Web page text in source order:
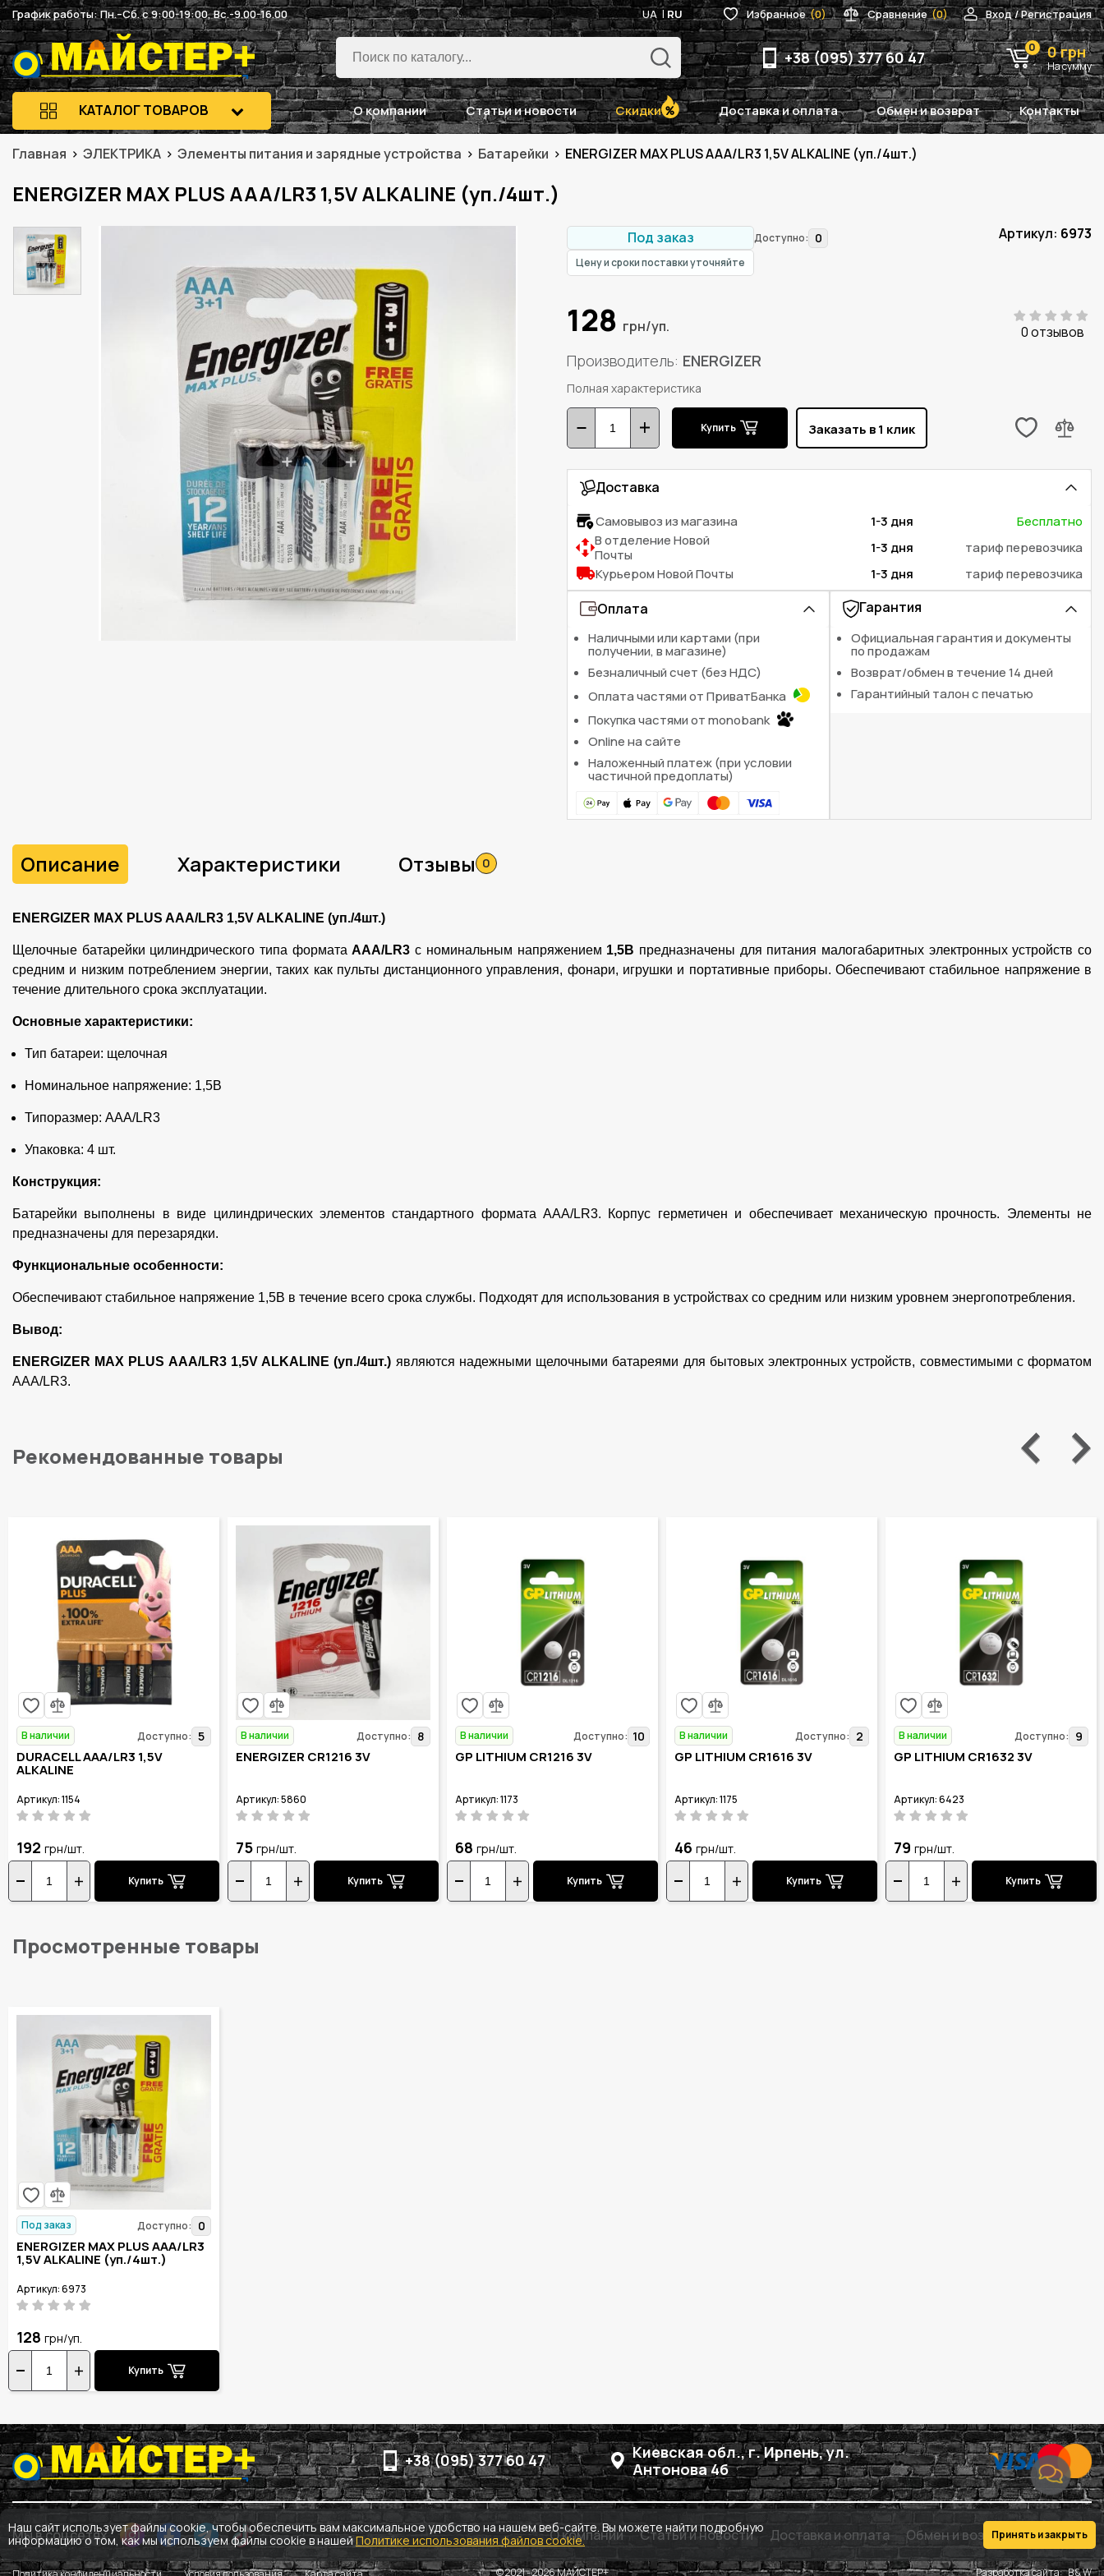
График работы: Пн.–Сб. с 9:00-19:00, Вс.-9.00-16.00 UA RU Избранное (0) Сравнение (0) Вход / Регистрация
+38 (095) 377 60 47
0 0 грн
На сумму
КАТАЛОГ ТОВАРОВ О компании Статьи и новости Скидки Доставка и оплата Обмен и возврат Контакты
Главная ЭЛЕКТРИКА Элементы питания и зарядные устройства Батарейки ENERGIZER MAX PLUS AAA/LR3 1,5V ALKALINE (уп./4шт.)
ENERGIZER MAX PLUS AAA/LR3 1,5V ALKALINE (уп./4шт.)
Под заказ
Цену и сроки поставки уточняйте
Доступно: 0 Артикул: 6973
128 грн/уп. 0 отзывов
Производитель ENERGIZER
Полная характеристика
Купить Заказать в 1 клик
Доставка
Самовывоз из магазина 1-3 дня
Бесплатно
В отделение Новой
Почты
1-3 дня
тариф перевозчика
Курьером Новой Почты
1-3 дня тариф перевозчика
Оплата
Наличными или картами (при
получении, в магазине)
Безналичный счет (без НДС)
Оплата частями от ПриватБанка
Покупка частями от monobank
Online на сайте
Наложенный платеж (при условии
частичной предоплаты)
Гарантия
Официальная гарантия и документы
по продажам
Возврат/обмен в течение 14 дней
Гарантийный талон с печатью
Описание Характеристики Отзывы 0
ENERGIZER MAX PLUS AAA/LR3 1,5V ALKALINE (уп./4шт.)
Щелочные батарейки цилиндрического типа форматаAAA/LR3 с номинальным напряжением 1,5В предназначены для питания малогабаритных электронных устройств со
средним и низким потреблением энергии, таких как пульты дистанционного управления, фонари, игрушки и портативные приборы. Обеспечивают стабильное напряжение в
течение длительного срока эксплуатации.
Основные характеристики:
Тип батареи: щелочная
Номинальное напряжение: 1,5В
Типоразмер: AAA/LR3
Упаковка: 4 шт.
Конструкция:
Батарейки выполнены в виде цилиндрических элементов стандартного формата AAA/LR3. Корпус герметичен и обеспечивает механическую прочность. Элементы не
предназначены для перезарядки.
Функциональные особенности:
Обеспечивают стабильное напряжение 1,5В в течение всего срока службы. Подходят для использования в устройствах со средним или низким уровнем энергопотребления.
Вывод:
ENERGIZER MAX PLUS AAA/LR3 1,5V ALKALINE (уп./4шт.) являются надежными щелочными батареями для бытовых электронных устройств, совместимыми с форматом
AAA/LR3.
Рекомендованные товары
В наличии Доступно: 5
DURACELL AAA/LR3 1,5V
ALKALINE
Артикул: 1154
192 грн/шт.
Купить
В наличии Доступно: 8
ENERGIZER CR1216 3V
Артикул: 5860
75 грн/шт.
Купить
В наличии Доступно: 10
GP LITHIUM CR1216 3V
Артикул: 1173
68 грн/шт.
Купить
В наличии Доступно: 2
GP LITHIUM CR1616 3V
Артикул: 1175
46 грн/шт.
Купить
В наличии Доступно: 9
GP LITHIUM CR1632 3V
Артикул: 6423
79 грн/шт.
Купить
Просмотренные товары
Под заказ Доступно: 0
ENERGIZER MAX PLUS AAA/LR3
1,5V ALKALINE (уп./4шт.)
Артикул: 6973
128 грн/уп.
Купить
+38 (095) 377 60 47
Киевская обл., г. Ирпень, ул.
Антонова 4б
Мы в соцсетях О компании Статьи и новости Доставка и оплата Обмен и возврат Контакты
© 2021 - 2026 МАЙСТЕР+ Разработка сайта: B & W
Наш сайт использует файлы cookie, чтобы обеспечить вам максимальное удобство на нашем веб-сайте. Вы можете найти подробную
информацию о том, как мы используем файлы cookie в нашейПолитике использования файлов cookie. Принять и закрыть